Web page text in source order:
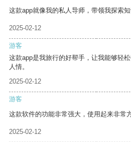
这款app就像我的私人导师，带领我探索知
2025-02-12
游客
这款app是我旅行的好帮手，让我能够轻
人情。
2025-02-12
游客
这款软件的功能非常强大，使用起来非常方
2025-02-12